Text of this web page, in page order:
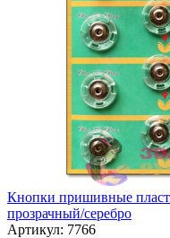
Кнопки пришивные
прозрачный/серебро
Артикул: 7766